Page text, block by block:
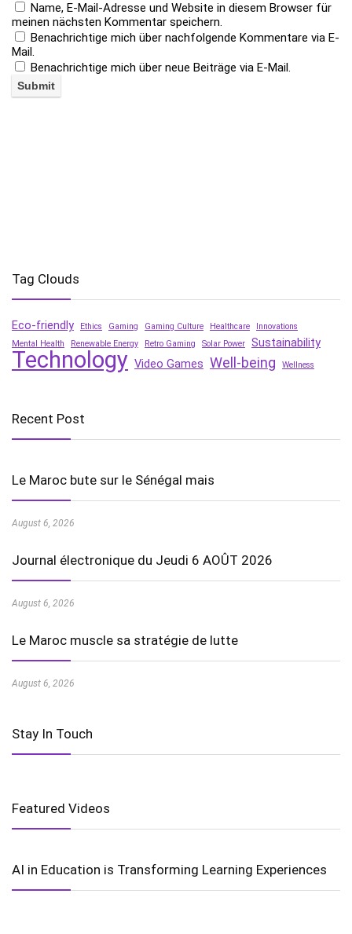
Name, E-Mail-Adresse und Website in diesem Browser für
meinen nächsten Kommentar speichern.
Benachrichtige mich über nachfolgende Kommentare via E-
Mail.
Benachrichtige mich über neue Beiträge via E-Mail.
Tag Clouds
Eco-friendly Ethics Gaming Gaming Culture Healthcare
Innovations
Mental Health
Renewable Energy Retro Gaming Solar Power Sustainability
Technology Video Games Well-being Wellness
Recent Post
Le Maroc bute sur le Sénégal mais
August 6, 2026
Journal électronique du Jeudi 6 AOÛT 2026
August 6, 2026
Le Maroc muscle sa stratégie de lutte
August 6, 2026
Stay In Touch
Featured Videos
AI in Education is Transforming Learning Experiences